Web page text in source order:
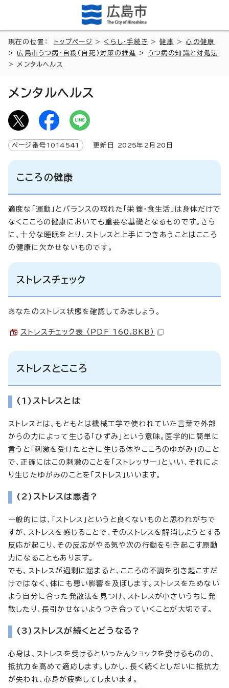
現在の位置： トップページ > くらし・手続き >健康 > 心の健康
>広島市うつ病・自殺(自死)対策の推進 >
うつ病の知識と対処法
> メンタルヘルス
メンタルヘルス
ページ番号 1014541 更新日 2025年2月 20 日
こころの健康
適度な「運動」とバランスの取れた「栄養・食生活」は身体だけで
なくこころの健康においても重要な基礎となるものです。さら
に、十分な睡眠をとり、ストレスと上手につきあうことはこころ
の健康に欠かせないものです。
ストレスチェック
あなたのストレス状態を確認してみましょう。
ストレスチェック表 （PDF 160.8KB）
ストレスとこころ
(1)ストレスとは
ストレスとは、もともとは機械工学で使われていた言葉で外部
からの力によって生じる「ひずみ」という意味。医学的に簡単に
言うと「刺激を受けたときに生じる体やこころのゆがみ」のこと
で、正確にはこの刺激のことを「ストレッサー」といい、それによ
り生じたゆがみのことを「ストレス」いいます。
(2)ストレスは悪者?
一般的には、「ストレス」というと良くないものと思われがちで
すが、ストレスを感じることで、そのストレスを解消しようとする
反応が起こり、その反応がやる気や次の行動を引き起こす原動
力になることもあります。
でも、ストレスが過剰に溜まると、こころの不調を引き起こすだ
けではなく、体にも悪い影響を及ぼします。ストレスをためない
よう自分に合った発散法を見つけ、ストレスが小さいうちに発
散したり、長引かせないようつき合っていくことが大切です。
(3)ストレスが続くとどうなる?
心身は、ストレスを受けるといったんショックを受けるものの、
抵抗力を高めて適応します。しかし、長く続くとしだいに抵抗力
が失われ、心身が疲弊してしまいます。